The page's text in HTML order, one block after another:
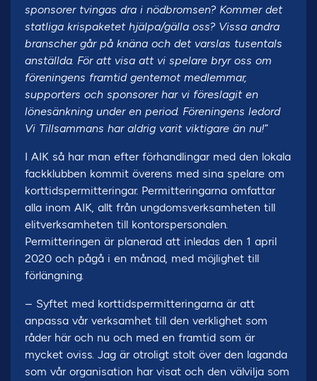
sponsorer tvingas dra i nödbromsen? Kommer det
statliga krispaketet hjälpa/gälla oss? Vissa andra
branscher går på knäna och det varslas tusentals
anställda. För att visa att vi spelare bryr oss om
föreningens framtid gentemot medlemmar,
supporters och sponsorer har vi föreslagit en
lönesänkning under en period. Föreningens ledord
Vi Tillsammans har aldrig varit viktigare än nu!”
I AIK så har man efter förhandlingar med den lokala
fackklubben kommit överens med sina spelare om
korttidspermitteringar. Permitteringarna omfattar
alla inom AIK, allt från ungdomsverksamheten till
elitverksamheten till kontorspersonalen.
Permitteringen är planerad att inledas den 1 april
2020 och pågå i en månad, med möjlighet till
förlängning.
– Syftet med korttidspermitteringarna är att
anpassa vår verksamhet till den verklighet som
råder här och nu och med en framtid som är
mycket oviss. Jag är otroligt stolt över den laganda
som vår organisation har visat och den välvilja som